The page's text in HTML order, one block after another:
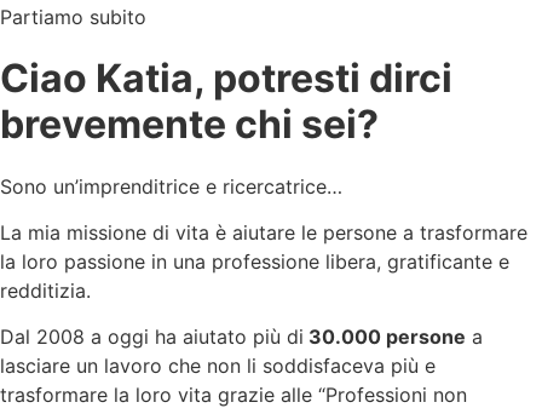
Partiamo subito
Ciao Katia, potresti dirci
brevemente chi sei?
Sono un’imprenditrice e ricercatrice…
La mia missione di vita è aiutare le persone a trasformare
la loro passione in una professione libera, gratificante e
redditizia.
Dal 2008 a oggi ha aiutato più di 30.000 persone a
lasciare un lavoro che non li soddisfaceva più e
trasformare la loro vita grazie alle “Professioni non